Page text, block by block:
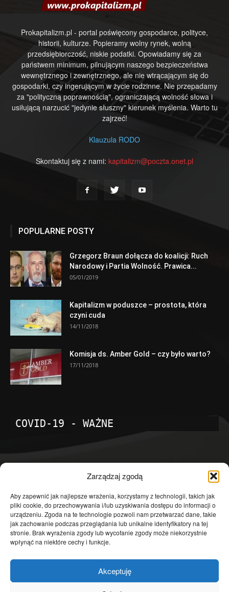
Zarządzaj zgodą
Aby zapewnić jak najlepsze wrażenia, korzystamy z technologii, takich jak
pliki cookie, do przechowywania i/lub uzyskiwania dostępu do informacji o
urządzeniu. Zgoda na te technologie pozwoli nam przetwarzać dane, takie
jak zachowanie podczas przeglądania lub unikalne identyfikatory na tej
stronie. Brak wyrażenia zgody lub wycofanie zgody może niekorzystnie
wpłynąć na niektóre cechy i funkcje.
Akceptuję
Prokapitalizm.pl - portal poświęcony gospodarce, polityce,
historii, kulturze. Popieramy wolny rynek, wolną
przedsiębiorczość, niskie podatki. Opowiadamy się za
państwem minimum, pilnującym naszego bezpieczeństwa
wewnętrznego i zewnętrznego, ale nie wtrącającym się do
gospodarki, czy ingerującym w życie rodzinne. Nie przepadamy
za "polityczną poprawnością", ograniczającą wolność słowa i
usiłującą narzucić "jedynie słuszny" kierunek myślenia. Warto tu
zajrzeć!
Klauzula RODO
Skontaktuj się z nami: kapitalizm@poczta.onet.pl
POPULARNE POSTY
Grzegorz Braun dołącza do koalicji: Ruch
Narodowy i Partia Wolność. Prawica...
05/01/2019
Kapitalizm w poduszce – prostota, która
czyni cuda
14/11/2018
Komisja ds. Amber Gold – czy było warto?
17/11/2018
COVID-19 - WAŻNE
Temat dnia
4601
Publicystyka
4363
Polityka
3639
Polska
Społeczeństwo
2823